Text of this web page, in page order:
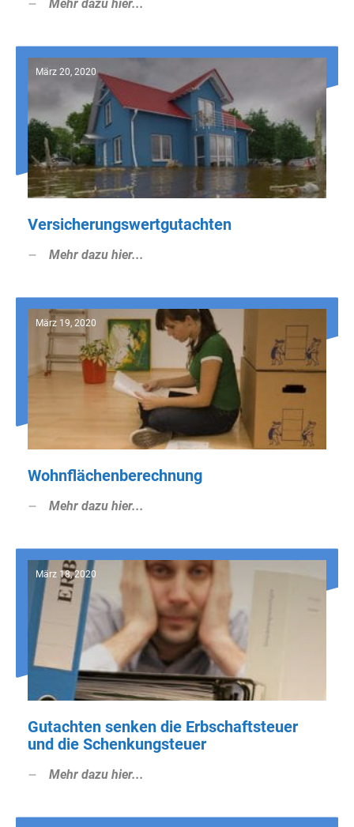
Mehr dazu hier...
März 20, 2020
Versicherungswertgutachten
Mehr dazu hier...
März 19, 2020
Wohnflächenberechnung
Mehr dazu hier...
März 18, 2020
Gutachten senken die Erbschaftsteuer
und die Schenkungsteuer
Mehr dazu hier...